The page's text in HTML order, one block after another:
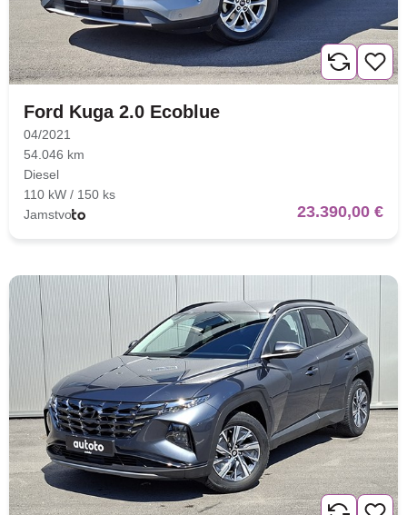
Ford Kuga 2.0 Ecoblue
04/2021
54.046 km
Diesel
110 kW / 150 ks
Jamstvo
23.390,00 €